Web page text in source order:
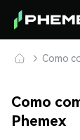
Como
Como
Phemex